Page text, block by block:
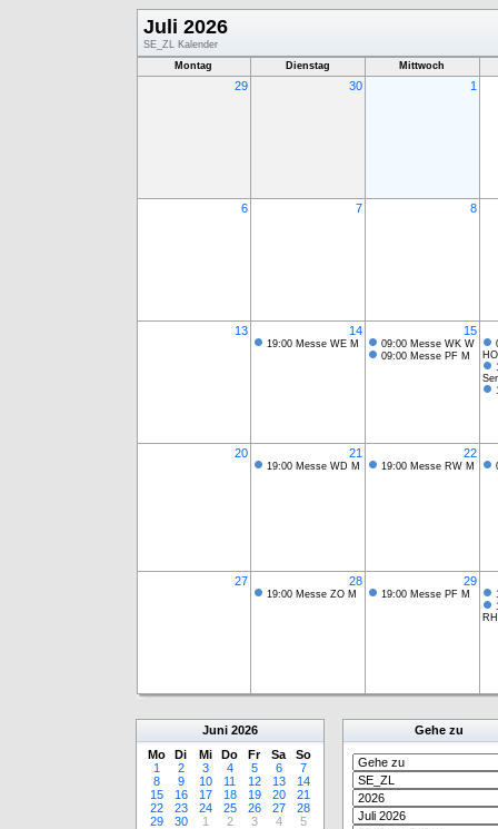
Juli 2026
SE_ZL Kalender
Montag
Dienstag Mittwoch
29 30 1
6 7 8
13 14
19:00 Messe WE M
15
09:00 Messe WK W
09:00 Messe PF M
20 21
19:00 Messe WD M
22
19:00 Messe RW M
27 28
19:00 Messe ZO M
29
19:00 Messe PF M
RH
Juni 2026
Mo
Di Mi Do Fr Sa
So
1
2 3 4 5 6
7
8
9 10 11 12 13
14
15
16 17 18 19 20
21
22
23 24 25 26 27
28
29
30 1 2 3 4 5
Gehe zu